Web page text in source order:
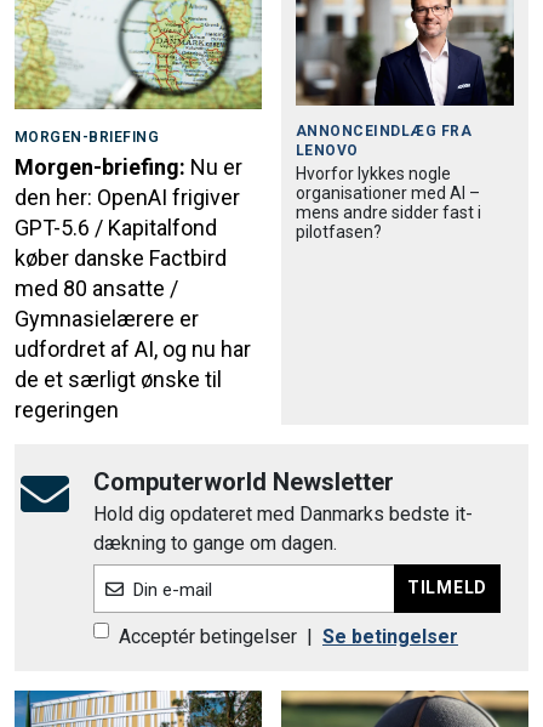
MORGEN-BRIEFING
Morgen-briefing: Nu er
den her: OpenAI frigiver
GPT-5.6 / Kapitalfond
køber danske Factbird
med 80 ansatte /
Gymnasielærere er
udfordret af AI, og nu har
de et særligt ønske til
regeringen
ANNONCEINDLÆG FRA
LENOVO
Hvorfor lykkes nogle
organisationer med AI –
mens andre sidder fast i
pilotfasen?
Computerworld Newsletter
Hold dig opdateret med Danmarks bedste it-
dækning to gange om dagen.
Din e-mail TILMELD
Acceptér betingelser | Se betingelser